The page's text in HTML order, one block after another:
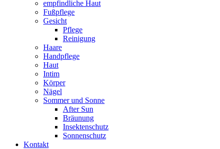
empfindliche Haut
Fußpflege
Gesicht
Pflege
Reinigung
Haare
Handpflege
Haut
Intim
Körper
Nägel
Sommer und Sonne
After Sun
Bräunung
Insektenschutz
Sonnenschutz
Kontakt